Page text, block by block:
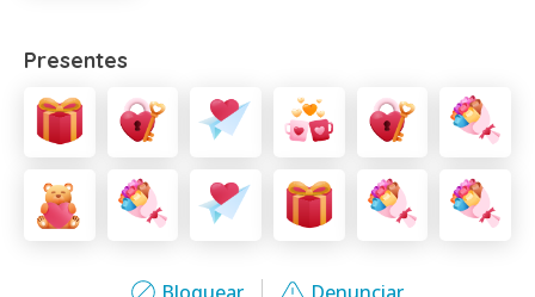
Presentes